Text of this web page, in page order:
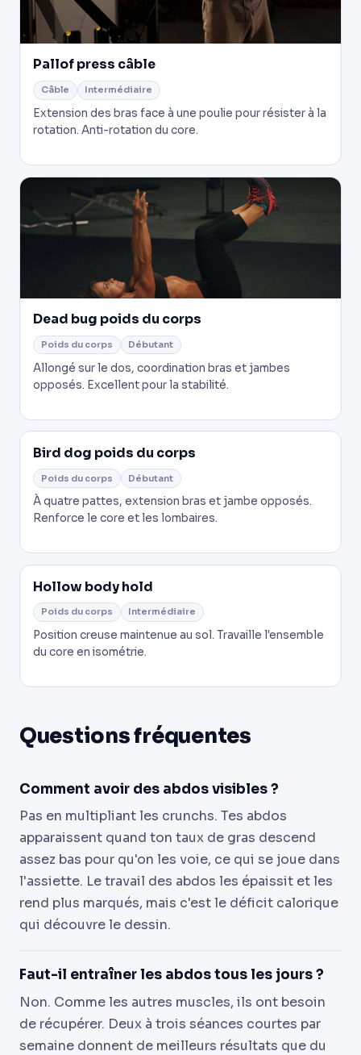
Pallof press câble
Câble Intermédiaire
Extension des bras face à une poulie pour résister à la
rotation. Anti-rotation du core.
Dead bug poids du corps
Poids du corps Débutant
Allongé sur le dos, coordination bras et jambes
opposés. Excellent pour la stabilité.
Bird dog poids du corps
Poids du corps Débutant
À quatre pattes, extension bras et jambe opposés.
Renforce le core et les lombaires.
Hollow body hold
Poids du corps Intermédiaire
Position creuse maintenue au sol. Travaille l'ensemble
du core en isométrie.
Questions fréquentes
Comment avoir des abdos visibles ?
Pas en multipliant les crunchs. Tes abdos
apparaissent quand ton taux de gras descend
assez bas pour qu'on les voie, ce qui se joue dans
l'assiette. Le travail des abdos les épaissit et les
rend plus marqués, mais c'est le déficit calorique
qui découvre le dessin.
Faut-il entraîner les abdos tous les jours ?
Non. Comme les autres muscles, ils ont besoin
de récupérer. Deux à trois séances courtes par
semaine donnent de meilleurs résultats que du